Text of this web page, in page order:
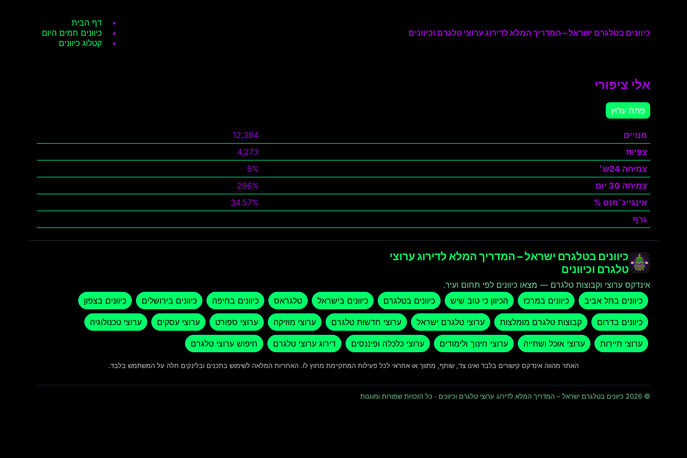
כיוונים בטלגרם ישראל – המדריך המלא לדירוג ערוצי טלגרם וכיוונים
דף הבית
כיוונים חמים היום
קטלוג כיוונים
אלי ציפורי
פתח ערוץ
מנויים
12,364
צפיות
4,273
צמיחה 24ש׳
5%
צמיחה 30 יום
296%
אינגייג׳מנט %
34.57%
גרף
כיוונים בטלגרם ישראל – המדריך המלא לדירוג ערוצי
טלגרם וכיוונים
אינדקס ערוצי וקבוצות טלגרם — מצאו כיוונים לפי תחום ועיר.
כיוונים בתל אביב
כיוונים במרכז הכיוון כי טוב שיש כיוונים בטלגרם כיוונים בישראל טלגראס כיוונים בחיפה כיוונים בירושלים כיוונים בצפון
כיוונים בדרום קבוצות טלגרם מומלצות ערוצי טלגרם ישראל ערוצי חדשות טלגרם ערוצי מוזיקה ערוצי ספורט ערוצי עסקים ערוצי טכנולוגיה
ערוצי תיירות ערוצי אוכל ושתייה ערוצי חינוך ולימודים ערוצי כלכלה ופיננסים דירוג ערוצי טלגרם חיפוש ערוצי טלגרם
האתר מהווה אינדקס קישורים בלבד ואינו צד, שותף, מתווך או אחראי לכל פעילות המתקיימת מחוץ לו. האחריות המלאה לשימוש בתכנים ובלינקים חלה על המשתמש בלבד.
© 2026 כיוונים בטלגרם ישראל – המדריך המלא לדירוג ערוצי טלגרם וכיוונים · כל הזכויות שמורות ומוגנות